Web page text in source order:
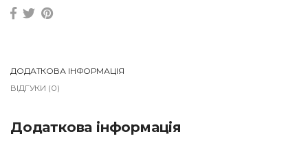
a
p
w
e
u
a
ДОДАТКОВА ІНФОРМАЦІЯ
ВІДГУКИ (0)
Додаткова інформація